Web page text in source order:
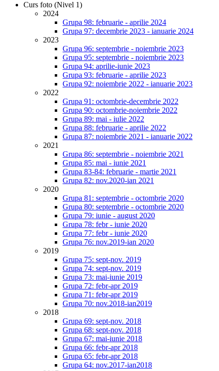
Curs foto (Nivel 1)
2024
Grupa 98: februarie - aprilie 2024
Grupa 97: decembrie 2023 - ianuarie 2024
2023
Grupa 96: septembrie - noiembrie 2023
Grupa 95: septembrie - noiembrie 2023
Grupa 94: aprilie-iunie 2023
Grupa 93: februarie - aprilie 2023
Grupa 92: noiembrie 2022 - ianuarie 2023
2022
Grupa 91: octombrie-decembrie 2022
Grupa 90: octombrie-noiembrie 2022
Grupa 89: mai - iulie 2022
Grupa 88: februarie - aprilie 2022
Grupa 87: noiembrie 2021 - ianuarie 2022
2021
Grupa 86: septembrie - noiembrie 2021
Grupa 85: mai - iunie 2021
Grupa 83-84: februarie - martie 2021
Grupa 82: nov.2020-ian 2021
2020
Grupa 81: septembrie - octombrie 2020
Grupa 80: septembrie - octombrie 2020
Grupa 79: iunie - august 2020
Grupa 78: febr - iunie 2020
Grupa 77: febr - iunie 2020
Grupa 76: nov.2019-ian 2020
2019
Grupa 75: sept-nov. 2019
Grupa 74: sept-nov. 2019
Grupa 73: mai-iunie 2019
Grupa 72: febr-apr 2019
Grupa 71: febr-apr 2019
Grupa 70: nov.2018-ian2019
2018
Grupa 69: sept-nov. 2018
Grupa 68: sept-nov. 2018
Grupa 67: mai-iunie 2018
Grupa 66: febr-apr 2018
Grupa 65: febr-apr 2018
Grupa 64: nov.2017-ian2018